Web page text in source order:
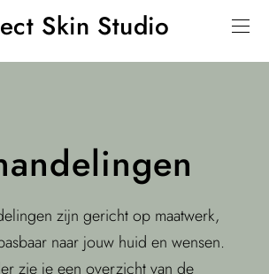
Skin Studio
zijn gericht op maatwerk,
naar jouw huid en wensen.
zie je een overzicht van de